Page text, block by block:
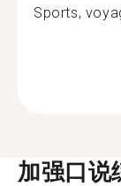
Sports,
加强口说